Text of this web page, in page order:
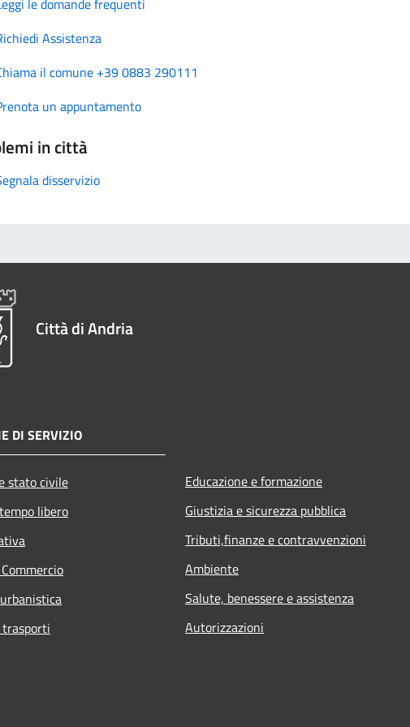
Assistenza
il comune +39 0883 290111
un appuntamento
in città
disservizio
Città di Andria
DI SERVIZIO
stato civile
libero
Educazione e formazione
Giustizia e sicurezza pubblica
Tributi,finanze e contravvenzioni
Ambiente
Salute, benessere e assistenza
Autorizzazioni